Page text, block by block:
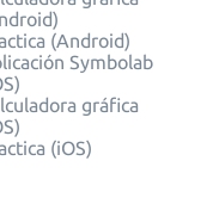
(Android)
Symbolab
gráfica
(iOS)